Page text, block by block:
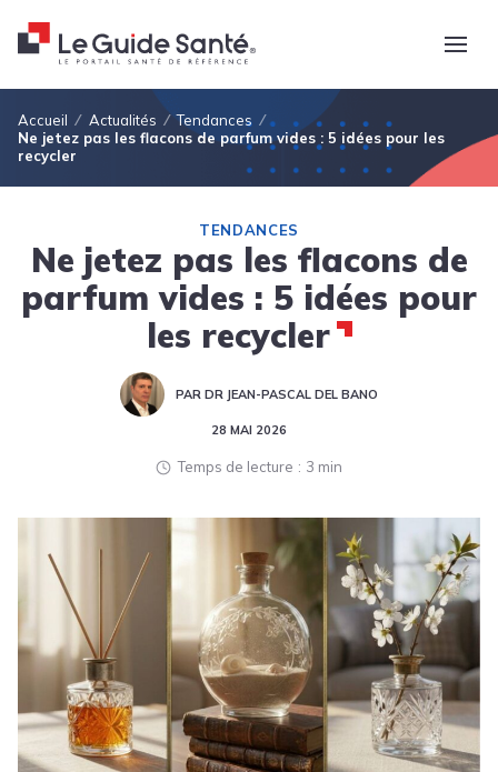
Fil d'Ariane
Accueil Actualités
Tendances
Ne jetez pas les flacons de parfum vides : 5 idées pour les
recycler
TENDANCES
Ne jetez pas les flacons de
parfum vides : 5 idées pour
les recycler
PAR DR JEAN-PASCAL DEL BANO
28 MAI 2026
Temps de lecture 3 min